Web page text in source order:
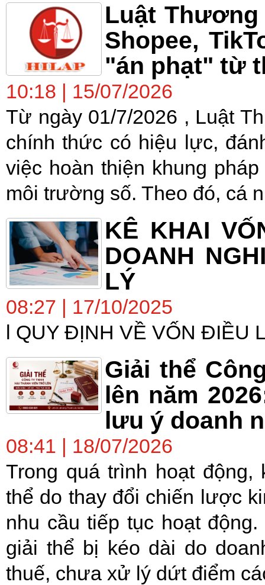
Luật
Shopee,
"án phạt" từ
10:18 | 15/07/2026
Từ ngày 01/7/2026 , Luật
chính thức có hiệu lực,
việc hoàn thiện khung
môi trường số. Theo đó, cá
KÊ KHAI
DOANH
LÝ
08:27 | 17/10/2025
l QUY ĐỊNH VỀ VỐN ĐIỀU
Giải thể
lên năm
lưu ý doanh
08:41 | 18/07/2026
Trong quá trình hoạt
thể do thay đổi chiến lược
nhu cầu tiếp tục hoạt
giải thể bị kéo dài do
thuế, chưa xử lý dứt điểm